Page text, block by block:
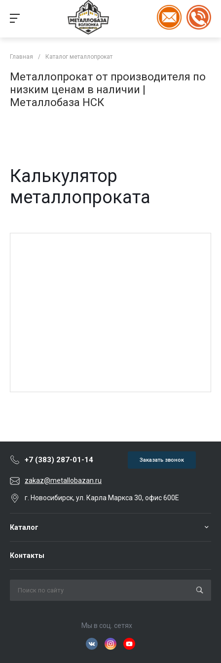
Главная / Каталог металлопрокат
Металлопрокат от производителя по
низким ценам в наличии |
Металлобаза НСК
Калькулятор
металлопроката
+7 (383) 287-01-14 Заказать звонок
zakaz@metallobazan.ru
г. Новосибирск, ул. Карла Маркса 30, офис 600Е
Каталог
Контакты
Мы в соц. сетях